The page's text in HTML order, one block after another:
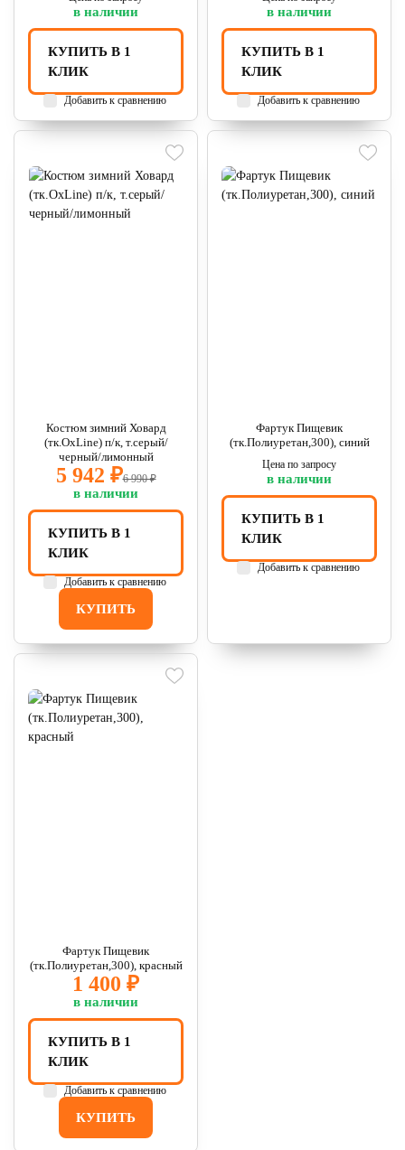
в наличии
КУПИТЬ В 1
КЛИК
Добавить к сравнению
в наличии
КУПИТЬ В 1
КЛИК
Добавить к сравнению
Костюм зимний Ховард
(тк.OxLine) п/к, т.серый/
черный/лимонный
5 942 ₽6 990 ₽
в наличии
КУПИТЬ
КУПИТЬ В 1
КЛИК
Добавить к сравнению
Фартук Пищевик
(тк.Полиуретан,300), синий
Цена по запросу
в наличии
КУПИТЬ В 1
КЛИК
Добавить к сравнению
Фартук Пищевик
(тк.Полиуретан,300), красный
1 400 ₽
в наличии
КУПИТЬ
КУПИТЬ В 1
КЛИК
Добавить к сравнению